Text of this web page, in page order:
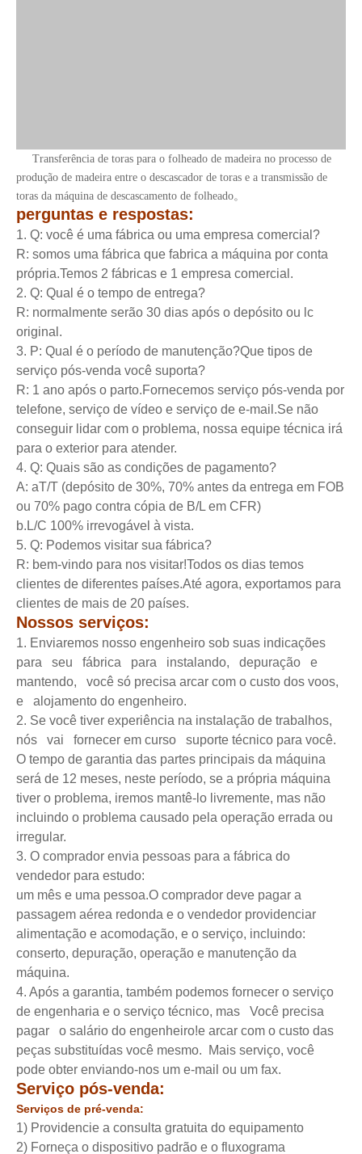
Transferência de toras para o folheado de madeira no processo de
produção de madeira entre o descascador de toras e a transmissão de
toras da máquina de descascamento de folheado。
perguntas e respostas:
1. Q: você é uma fábrica ou uma empresa comercial?
R: somos uma fábrica que fabrica a máquina por conta
própria.Temos 2 fábricas e 1 empresa comercial.
2. Q: Qual é o tempo de entrega?
R: normalmente serão 30 dias após o depósito ou lc
original.
3. P: Qual é o período de manutenção?Que tipos de
serviço pós-venda você suporta?
R: 1 ano após o parto.Fornecemos serviço pós-venda por
telefone, serviço de vídeo e serviço de e-mail.Se não
conseguir lidar com o problema, nossa equipe técnica irá
para o exterior para atender.
4. Q: Quais são as condições de pagamento?
A: aT/T (depósito de 30%, 70% antes da entrega em FOB
ou 70% pago contra cópia de B/L em CFR)
b.L/C 100% irrevogável à vista.
5. Q: Podemos visitar sua fábrica?
R: bem-vindo para nos visitar!Todos os dias temos
clientes de diferentes países.Até agora, exportamos para
clientes de mais de 20 países.
Nossos serviços:
1. Enviaremos nosso engenheiro sob suas indicações
para seu fábrica para instalando, depuração e
mantendo, você só precisa arcar com o custo dos voos,
e alojamento do engenheiro.
2. Se você tiver experiência na instalação de trabalhos,
nós vai fornecer em curso suporte técnico para você.
O tempo de garantia das partes principais da máquina
será de 12 meses, neste período, se a própria máquina
tiver o problema, iremos mantê-lo livremente, mas não
incluindo o problema causado pela operação errada ou
irregular.
3. O comprador envia pessoas para a fábrica do
vendedor para estudo:
um mês e uma pessoa.O comprador deve pagar a
passagem aérea redonda e o vendedor providenciar
alimentação e acomodação, e o serviço, incluindo:
conserto, depuração, operação e manutenção da
máquina.
4. Após a garantia, também podemos fornecer o serviço
de engenharia e o serviço técnico, mas Você precisa
pagar o salário do engenheiro!e arcar com o custo das
peças substituídas você mesmo. Mais serviço, você
pode obter enviando-nos um e-mail ou um fax.
Serviço pós-venda:
Serviços de pré-venda:
1) Providencie a consulta gratuita do equipamento
2) Forneça o dispositivo padrão e o fluxograma